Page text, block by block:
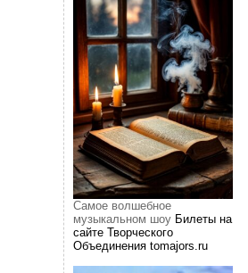
Самое волшебное
музыкальном шоуБилеты на
сайте Творческого
Объединения tomajors.ru